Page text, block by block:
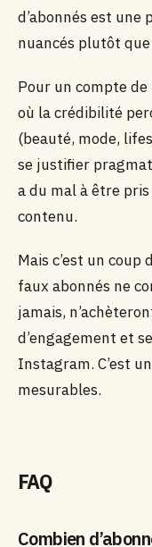
d’abonnés est
nuancés plutôt
Pour un compte
où la crédibilité
(beauté, mode,
se justifier
a du mal à être
contenu.
Mais c’est un
faux abonnés ne
jamais,
d’engagement et
Instagram. C’est
mesurables.
FAQ
Combien